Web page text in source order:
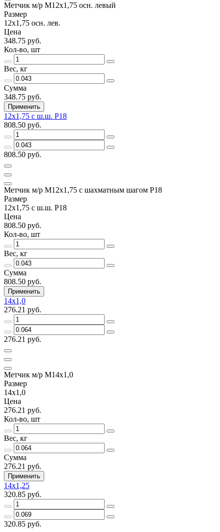
Метчик м/р М12х1,75 осн. левый
Размер
12х1,75 осн. лев.
Цена
348.75 руб.
Кол-во, шт
Вес, кг
Сумма
348.75 руб.
Применить
12х1,75 с ш.ш. Р18
808.50 руб.
808.50 руб.
Метчик м/р М12х1,75 с шахматным шагом Р18
Размер
12х1,75 с ш.ш. Р18
Цена
808.50 руб.
Кол-во, шт
Вес, кг
Сумма
808.50 руб.
Применить
14х1,0
276.21 руб.
276.21 руб.
Метчик м/р М14х1,0
Размер
14х1,0
Цена
276.21 руб.
Кол-во, шт
Вес, кг
Сумма
276.21 руб.
Применить
14х1,25
320.85 руб.
320.85 руб.